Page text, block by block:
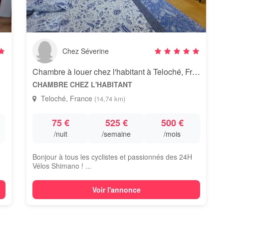
Chez Séverine
Chambre à louer chez l'habitant à Teloché, France
CHAMBRE CHEZ L'HABITANT
Teloché, France (14,74 km)
75 €
/nuit
525 €
/semaine
500 €
/mois
​Bonjour à tous les cyclistes et passionnés des 24H
Vélos Shimano ! ...
Voir l'annonce